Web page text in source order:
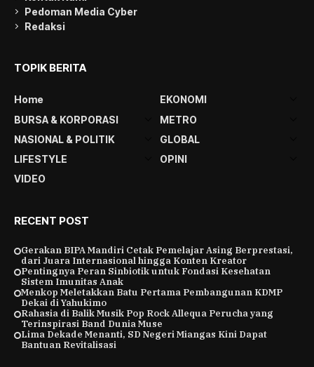
Pedoman Media Cyber
Redaksi
TOPIK BERITA
Home
EKONOMI
BURSA & KORPORASI
METRO
NASIONAL & POLITIK
GLOBAL
LIFESTYLE
OPINI
VIDEO
RECENT POST
Gerakan BIPA Mandiri Cetak Pemelajar Asing Berprestasi,
dari Juara Internasional hingga Konten Kreator
Pentingnya Peran Sinbiotik untuk Fondasi Kesehatan
Sistem Imunitas Anak
Menkop Meletakkan Batu Pertama Pembangunan KDMP
Dekai di Yahukimo
Rahasia di Balik Musik Pop Rock Allequa Perucha yang
Terinspirasi Band Dunia Muse
Lima Dekade Menanti, SD Negeri Miangas Kini Dapat
Bantuan Revitalisasi